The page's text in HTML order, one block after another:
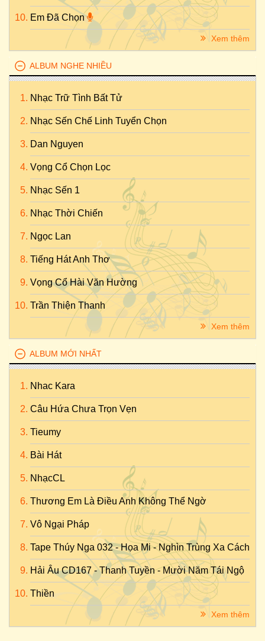
Em Đã Chọn
Xem thêm
ALBUM NGHE NHIỀU
Nhạc Trữ Tình Bất Tử
Nhạc Sến Chế Linh Tuyển Chọn
Dan Nguyen
Vọng Cổ Chọn Lọc
Nhạc Sến 1
Nhạc Thời Chiến
Ngọc Lan
Tiếng Hát Anh Thơ
Vọng Cổ Hài Văn Hường
Trần Thiện Thanh
Xem thêm
ALBUM MỚI NHẤT
Nhac Kara
Câu Hứa Chưa Trọn Vẹn
Tieumy
Bài Hát
NhạcCL
Thương Em Là Điều Anh Không Thể Ngờ
Vô Ngại Pháp
Tape Thúy Nga 032 - Họa Mi - Nghìn Trùng Xa Cách
Hải Âu CD167 - Thanh Tuyền - Mười Năm Tái Ngộ
Thiền
Xem thêm